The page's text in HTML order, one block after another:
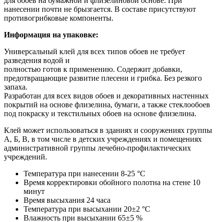
нанесении почти не брызгается. В составе присутствуют
противогрибковые компоненты.
Информация на упаковке:
Универсальный клей для всех типов обоев не требует
разведения водой и
полностью готов к применению. Содержит добавки,
предотвращающие развитие плесени и грибка. Без резкого
запаха.
Разработан для всех видов обоев и декоративных настенных
покрытий на основе флизелина, бумаги, а также стеклообоев
под покраску и текстильных обоев на основе флизелина.
Клей может использоваться в зданиях и сооружениях группы
А, Б, В, в том числе в детских учреждениях и помещениях
административной группы лечебно-профилактических
учреждений.
Температура при нанесении 8-25 °С
Время корректировки обойного полотна на стене 10
минут
Время высыхания 24 часа
Температура при высыхании 20±2 °С
Влажность при высыхании 65±5 %